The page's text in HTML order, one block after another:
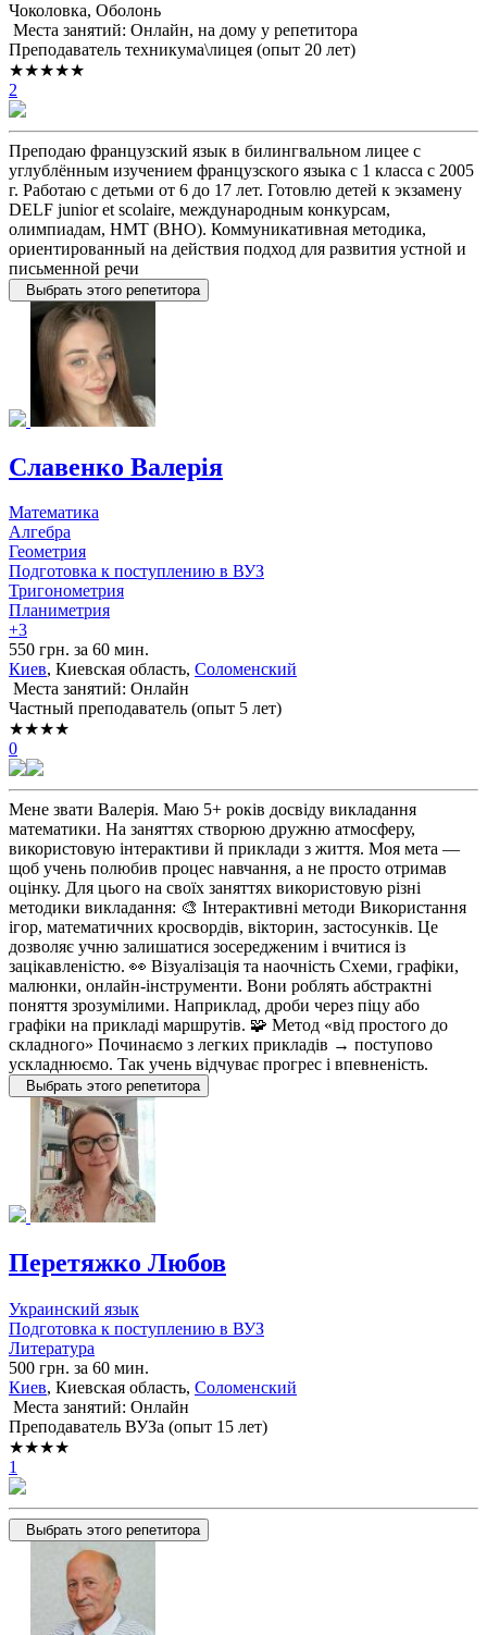
Чоколовка, Оболонь
Места занятий: Онлайн, на дому у репетитора
Преподаватель техникума\лицея (опыт 20 лет)
★★★★★
2
Преподаю французский язык в билингвальном лицее с
углублённым изучением французского языка с 1 класса с 2005
г. Работаю с детьми от 6 до 17 лет. Готовлю детей к экзамену
DELF junior et scolaire, международным конкурсам,
олимпиадам, НМТ (ВНО). Коммуникативная методика,
ориентированный на действия подход для развития устной и
письменной речи
Выбрать этого репетитора
Славенко Валерія
Математика
Алгебра
Геометрия
Подготовка к поступлению в ВУЗ
Тригонометрия
Планиметрия
+3
550 грн. за 60 мин.
Киев, Киевская область, Соломенский
Места занятий: Онлайн
Частный преподаватель (опыт 5 лет)
★★★★
0
Мене звати Валерія. Маю 5+ років досвіду викладання
математики. На заняттях створюю дружню атмосферу,
використовую інтерактиви й приклади з життя. Моя мета —
щоб учень полюбив процес навчання, а не просто отримав
оцінку. Для цього на своїх заняттях використовую різні
методики викладання: 🎨 Інтерактивні методи Використання
ігор, математичних кросвордів, вікторин, застосунків. Це
дозволяє учню залишатися зосередженим і вчитися із
зацікавленістю. 👀 Візуалізація та наочність Схеми, графіки,
малюнки, онлайн-інструменти. Вони роблять абстрактні
поняття зрозумілими. Наприклад, дроби через піцу або
графіки на прикладі маршрутів. 🧩 Метод «від простого до
складного» Починаємо з легких прикладів → поступово
ускладнюємо. Так учень відчуває прогрес і впевненість.
Выбрать этого репетитора
Перетяжко Любов
Украинский язык
Подготовка к поступлению в ВУЗ
Литература
500 грн. за 60 мин.
Киев, Киевская область, Соломенский
Места занятий: Онлайн
Преподаватель ВУЗа (опыт 15 лет)
★★★★
1
Выбрать этого репетитора